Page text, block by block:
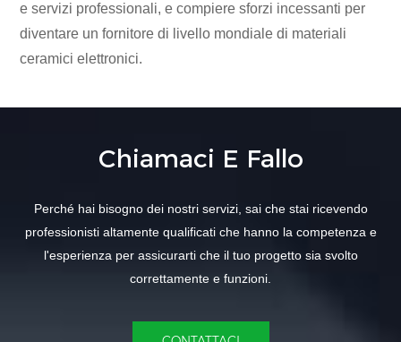
e servizi professionali, e compiere sforzi incessanti per
diventare un fornitore di livello mondiale di materiali
ceramici elettronici.
Chiamaci E Fallo
Perché hai bisogno dei nostri servizi, sai che stai ricevendo
professionisti altamente qualificati che hanno la competenza e
l'esperienza per assicurarti che il tuo progetto sia svolto
correttamente e funzioni.